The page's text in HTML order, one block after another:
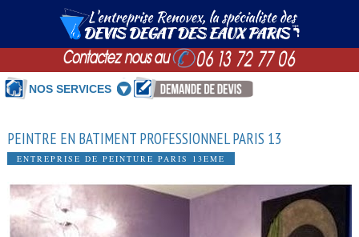
NOS SERVICES
PEINTRE EN BATIMENT PROFESSIONNEL PARIS 13
ENTREPRISE DE PEINTURE PARIS 13EME